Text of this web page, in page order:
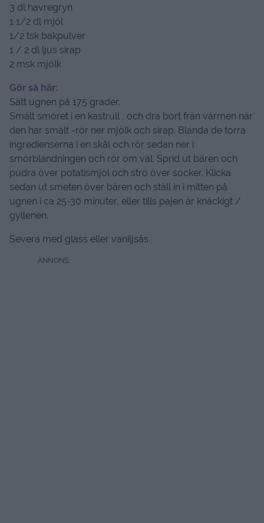
3 dl havregryn
1 1/2 dl mjöl
1/2 tsk bakpulver
1 / 2 dl ljus sirap
2 msk mjölk
Gör så här:
Sätt ugnen på 175 grader.
Smält smöret i en kastrull , och dra bort frän värmen när
den har smält -rör ner mjölk och sirap. Blanda de torra
ingredienserna i en skål och rör sedan ner i
smörblandningen och rör om väl. Sprid ut bären och
pudra över potatismjöl och strö över socker. Klicka
sedan ut smeten över bären och ställ in i mitten på
ugnen i ca 25-30 minuter, eller tills pajen är knäckigt /
gyllenen.
Severa med glass eller vaniljsås.